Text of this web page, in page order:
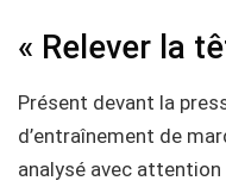
« Relever la
Présent devant la
d’entraînement de
analysé avec